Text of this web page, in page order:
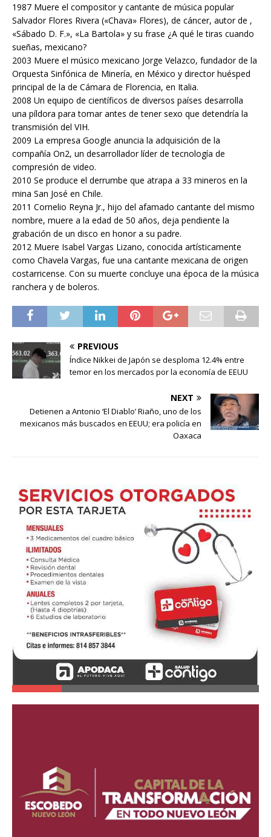
1987 Muere el compositor y cantante de música popular
Salvador Flores Rivera («Chava» Flores), de cáncer, autor de ,
«Sábado D. F.», «La Bartola» y su frase ¿A qué le tiras cuando
sueñas, mexicano?
2003 Muere el músico mexicano Jorge Velazco, fundador de la
Orquesta Sinfónica de Minería, en México y director huésped
principal de la de Cámara de Florencia, en Italia.
2008 Un equipo de científicos de diversos países desarrolla
una píldora para tomar antes de tener sexo que detendría la
transmisión del VIH.
2009 La empresa Google anuncia la adquisición de la
compañía On2, un desarrollador líder de tecnología de
compresión de video.
2010 Se produce el derrumbe que atrapa a 33 mineros en la
mina San José en Chile.
2011 Cornelio Reyna Jr., hijo del afamado cantante del mismo
nombre, muere a la edad de 50 años, deja pendiente la
grabación de un disco en honor a su padre.
2012 Muere Isabel Vargas Lizano, conocida artísticamente
como Chavela Vargas, fue una cantante mexicana de origen
costarricense. Con su muerte concluye una época de la música
ranchera y de boleros.
PREVIOUS
Índice Nikkei de Japón se desploma 12.4% entre
temor en los mercados por la economía de EEUU
NEXT
Detienen a Antonio ‘El Diablo’ Riaño, uno de los
mexicanos más buscados en EEUU; era policía en
Oaxaca